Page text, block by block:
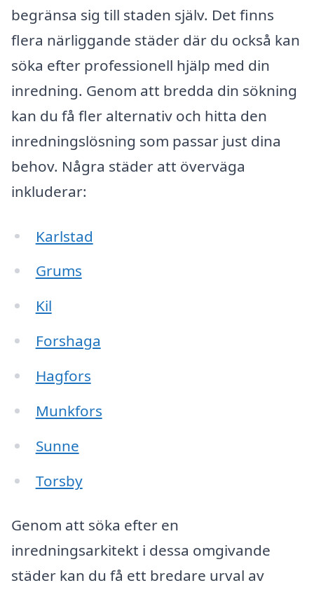
begränsa sig till staden själv. Det finns
flera närliggande städer där du också kan
söka efter professionell hjälp med din
inredning. Genom att bredda din sökning
kan du få fler alternativ och hitta den
inredningslösning som passar just dina
behov. Några städer att överväga
inkluderar:
Karlstad
Grums
Kil
Forshaga
Hagfors
Munkfors
Sunne
Torsby
Genom att söka efter en
inredningsarkitekt i dessa omgivande
städer kan du få ett bredare urval av